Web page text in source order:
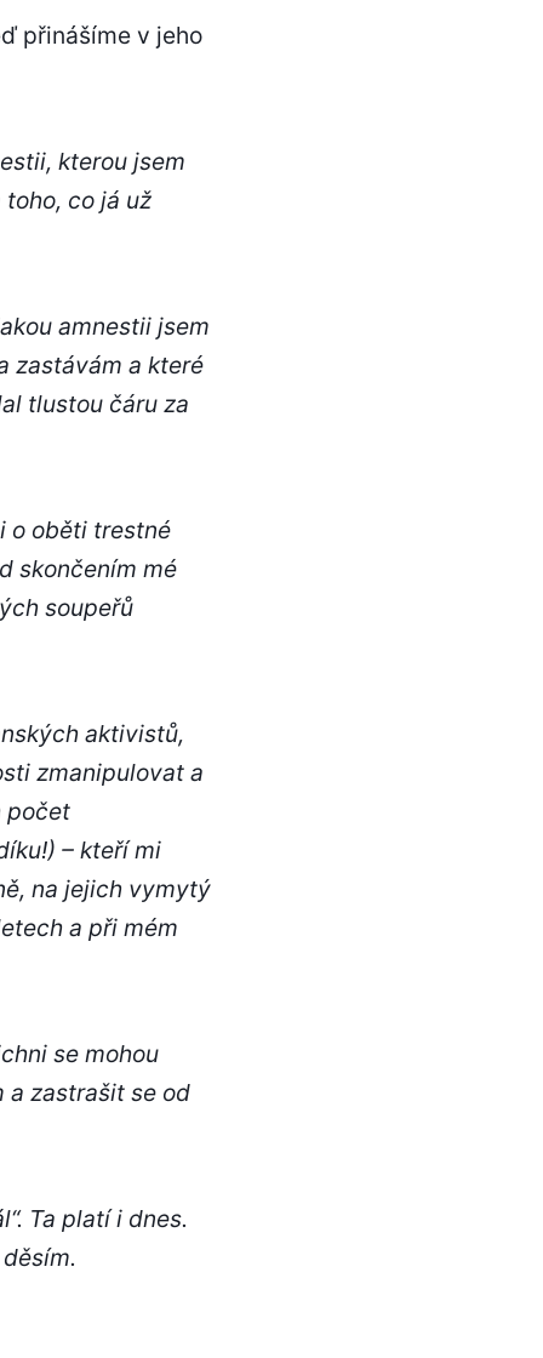
přinášíme v jeho
kterou jsem
co já už
amnestii jsem
zastávám a které
tlustou čáru za
o oběti trestné
skončením mé
soupeřů
aktivistů,
zmanipulovat a
počet
– kteří mi
na jejich vymytý
a při mém
se mohou
a zastrašit se od
Ta platí i dnes.